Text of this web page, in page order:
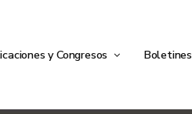
y Congresos Boletines